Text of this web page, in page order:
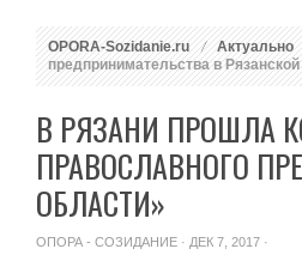
OPORA-Sozidanie.ru Актуально
предпринимательства в
В РЯЗАНИ ПРОШЛА
ПРАВОСЛАВНОГО
ОБЛАСТИ»
ОПОРА - СОЗИДАНИЕ · ДЕК 7, 2017 ·